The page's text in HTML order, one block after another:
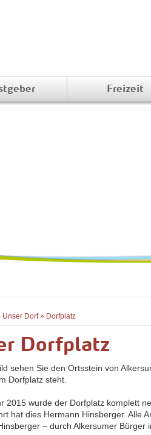
Freizeit
Unser Dorf» Dorfplatz
Dorfplatz
sehen Sie den Ortsstein von
Dorfplatz steht.
2015 wurde der Dorfplatz komplett
hat dies Hermann Hinsberger. Alle
– durch Alkersumer Bürger